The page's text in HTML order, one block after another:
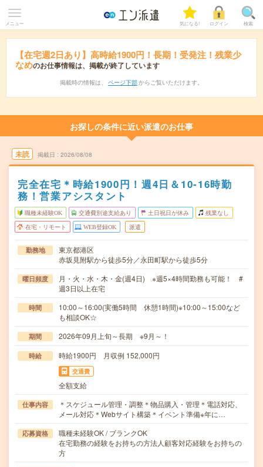
メニュー 気になる! ログイン 検索
【在宅週2日あり】高時給1900円！長期！受発注！残業少
なめのお仕事情報は、掲載が終了しています
掲載時の情報は、 ページ下部 からご覧いただけます。
お探しの条件に近い派遣のお仕事
未読 掲載日 2026/08/08
完全在宅＊時給1900円！週4日＆10-16時勤
務！営業アシスタント
職種未経験OK 交通費別途支給あり 土日祝日が休み 残業なし
在宅・リモート WEB登録OK 派遣
勤務地
東京都港区
赤坂見附駅から徒歩5分／永田町駅から徒歩5分
曜日頻度
月・火・水・木・金(週4日) ※週5×4時間勤務も可能！ #
週3日以上在宅
時間
10:00～16:00(実働5時間 休憩1時間)※10:00～15:00など
も相談OK☆
期間 2026年09月上旬～長期 ※9月～！
時給 時給1900円 月収例 152,000円
交通費
全額支給
仕事内容
＊スケジュール管理・調整＊物品購入・管理＊電話対応、
メール対応＊Webサイト構築＊イベント準備※年に…
応募資格
職種未経験OK / ブランクOK
在宅勤務の経験をお持ちの方法人顧客対応経験をお持ちの
方